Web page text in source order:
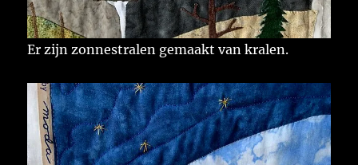
Er zijn zonnestralen gemaakt van kralen.